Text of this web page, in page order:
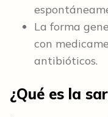
La forma
con
antibióticos.
¿Qué es la